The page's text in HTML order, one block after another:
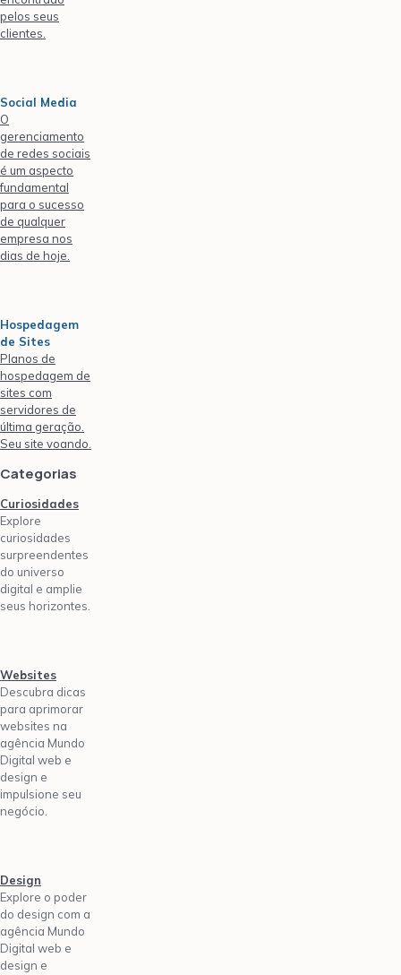
pelos seus
clientes.
Social Media
O
gerenciamento
de redes sociais
é um aspecto
fundamental
para o sucesso
de qualquer
empresa nos
dias de hoje.
Hospedagem
de Sites
Planos de
hospedagem de
sites com
servidores de
última geração.
Seu site voando.
Categorias
Curiosidades
Explore
curiosidades
surpreendentes
do universo
digital e amplie
seus horizontes.
Websites
Descubra dicas
para aprimorar
websites na
agência Mundo
Digital web e
design e
impulsione seu
negócio.
Design
Explore o poder
do design com a
agência Mundo
Digital web e
design e